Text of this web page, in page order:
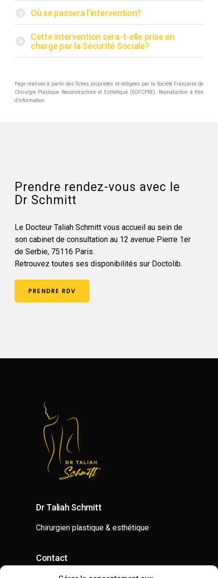
+ Où se passera l’intervention?
+
Cette intervention sera-t-elle prise en
charge par la Sécurité Sociale?
Page réalisée à partir des fiches propriétés et rédigées par la Société Française de
Chirurgie Plastique Reconstructrice et Esthétique (SOFCPRE). Reproduction à titre
d’information.
Prendre rendez-vous avec le
Dr Schmitt
Le Docteur Taliah Schmitt vous accueil au sein de
son cabinet de consultation au 12 avenue Pierre 1er
de Serbie, 75116 Paris.
Retrouvez toutes ses disponibilités sur Doctolib.
PRENDRE RDV
Dr Taliah Schmitt
Chirurgien plastique & esthétique
Contact